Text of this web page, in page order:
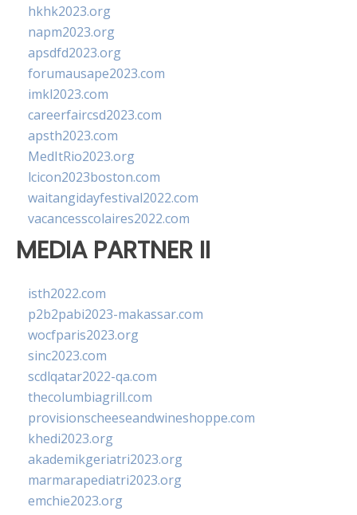
hkhk2023.org
napm2023.org
apsdfd2023.org
forumausape2023.com
imkl2023.com
careerfaircsd2023.com
apsth2023.com
MedItRio2023.org
lcicon2023boston.com
waitangidayfestival2022.com
vacancesscolaires2022.com
MEDIA PARTNER II
isth2022.com
p2b2pabi2023-makassar.com
wocfparis2023.org
sinc2023.com
scdlqatar2022-qa.com
thecolumbiagrill.com
provisionscheeseandwineshoppe.com
khedi2023.org
akademikgeriatri2023.org
marmarapediatri2023.org
emchie2023.org